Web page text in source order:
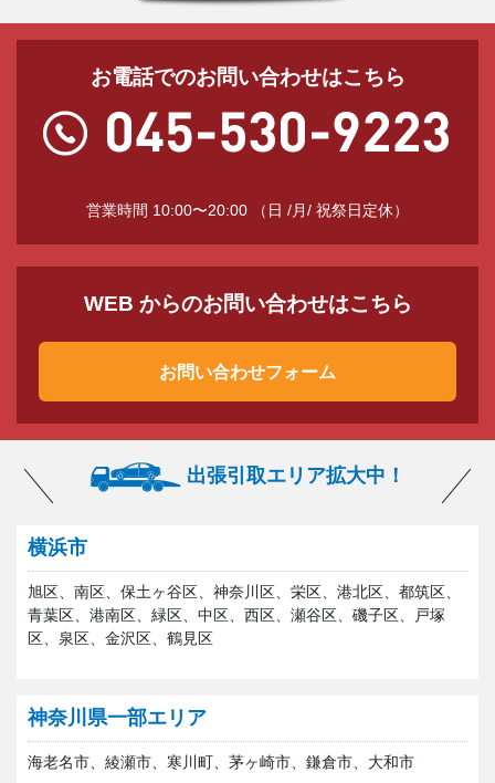
お電話でのお問い合わせはこちら
営業時間 10:00〜20:00 （日 /月/ 祝祭日定休）
WEB からのお問い合わせはこちら
お問い合わせフォーム
出張引取エリア拡大中！
横浜市
旭区、南区、保土ヶ谷区、神奈川区、栄区、港北区、都筑区、
青葉区、港南区、緑区、中区、西区、瀬谷区、磯子区、戸塚
区、泉区、金沢区、鶴見区
神奈川県一部エリア
海老名市、綾瀬市、寒川町、茅ヶ崎市、鎌倉市、大和市